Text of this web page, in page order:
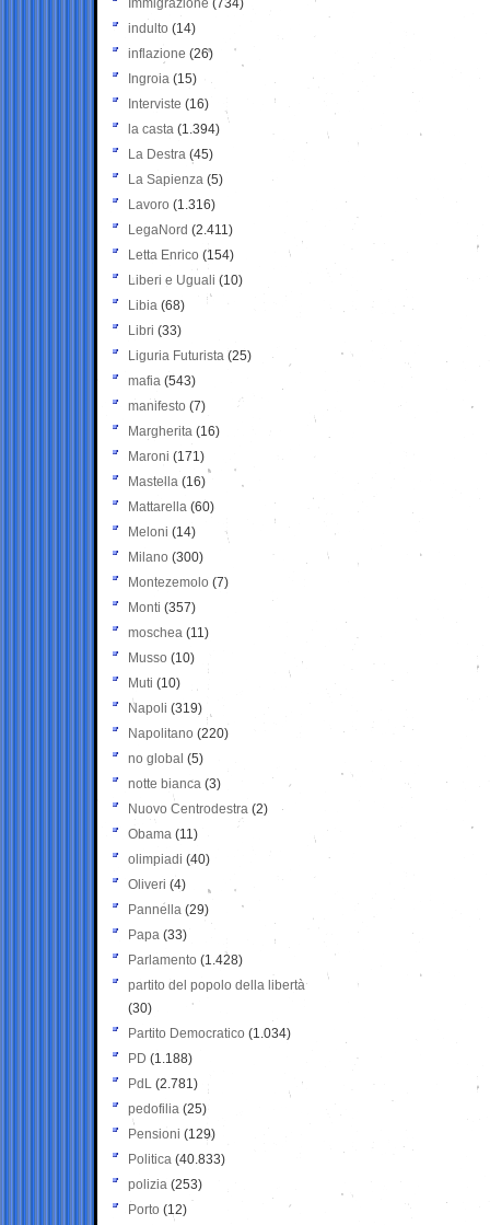
Immigrazione (734)
indulto (14)
inflazione (26)
Ingroia (15)
Interviste (16)
la casta (1.394)
La Destra (45)
La Sapienza (5)
Lavoro (1.316)
LegaNord (2.411)
Letta Enrico (154)
Liberi e Uguali (10)
Libia (68)
Libri (33)
Liguria Futurista (25)
mafia (543)
manifesto (7)
Margherita (16)
Maroni (171)
Mastella (16)
Mattarella (60)
Meloni (14)
Milano (300)
Montezemolo (7)
Monti (357)
moschea (11)
Musso (10)
Muti (10)
Napoli (319)
Napolitano (220)
no global (5)
notte bianca (3)
Nuovo Centrodestra (2)
Obama (11)
olimpiadi (40)
Oliveri (4)
Pannella (29)
Papa (33)
Parlamento (1.428)
partito del popolo della libertà
(30)
Partito Democratico (1.034)
PD (1.188)
PdL (2.781)
pedofilia (25)
Pensioni (129)
Politica (40.833)
polizia (253)
Porto (12)